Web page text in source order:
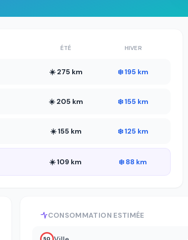
ÉTÉ HIVER
☀️ 275 km ❄️ 195 km
☀️ 205 km ❄️ 155 km
☀️ 155 km ❄️ 125 km
☀️ 109 km ❄️ 88 km
CONSOMMATION ESTIMÉE